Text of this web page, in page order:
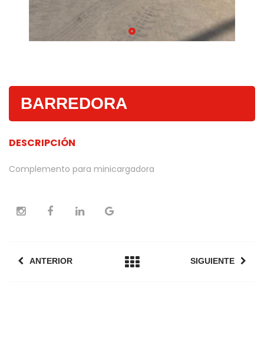
BARREDORA
DESCRIPCIÓN
Complemento para minicargadora
ANTERIOR SIGUIENTE